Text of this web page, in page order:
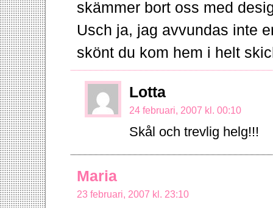
skämmer bort oss med
Usch ja, jag avvundas inte
skönt du kom hem i helt
Lotta
24 februari, 2007 kl. 00:10
Skål och trevlig helg!!!
Maria
23 februari, 2007 kl. 23:10